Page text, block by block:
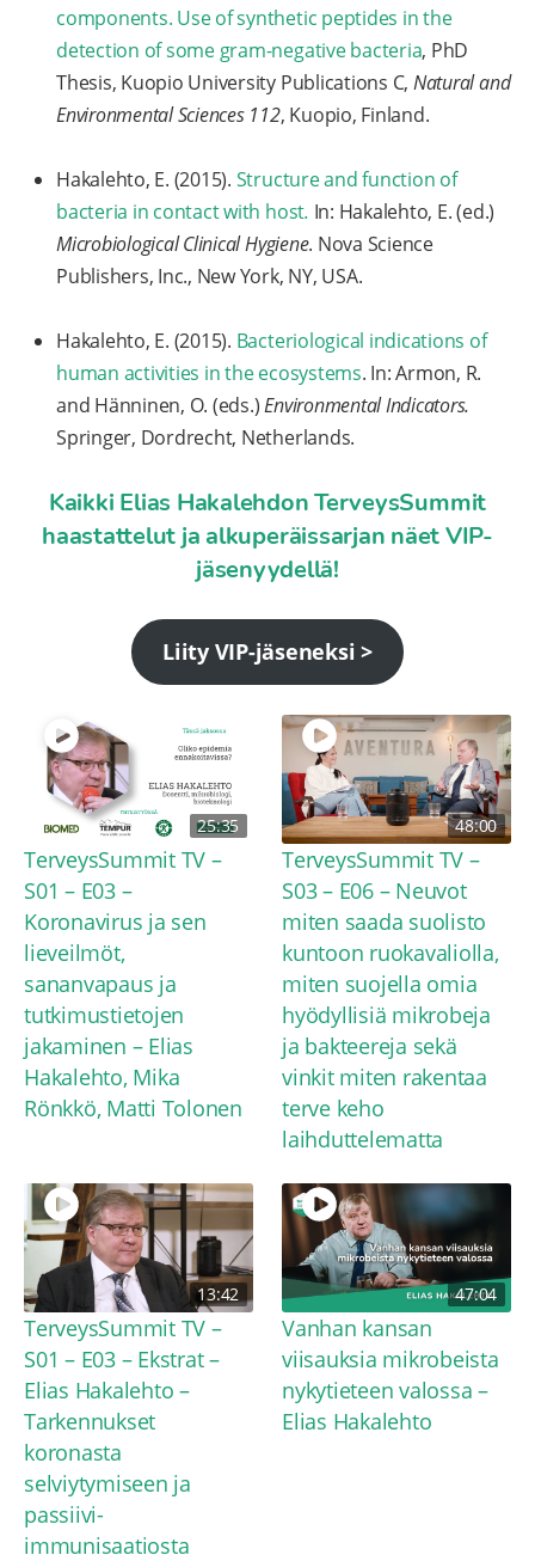
components. Use of synthetic peptides in the
detection of some gram-negative bacteria, PhD
Thesis, Kuopio University Publications C, Natural and
Environmental Sciences 112, Kuopio, Finland.
Hakalehto, E. (2015). Structure and function of
bacteria in contact with host. In: Hakalehto, E. (ed.)
Microbiological Clinical Hygiene. Nova Science
Publishers, Inc., New York, NY, USA.
Hakalehto, E. (2015). Bacteriological indications of
human activities in the ecosystems. In: Armon, R.
and Hänninen, O. (eds.)Environmental Indicators.
Springer, Dordrecht, Netherlands.
Kaikki Elias Hakalehdon TerveysSummit
haastattelut ja alkuperäissarjan näet VIP-
jäsenyydellä!
Liity VIP-jäseneksi >
25:35
TerveysSummit TV –
S01 – E03 –
Koronavirus ja sen
lieveilmöt,
sananvapaus ja
tutkimustietojen
jakaminen – Elias
Hakalehto, Mika
Rönkkö, Matti Tolonen
48:00
TerveysSummit TV –
S03 – E06 – Neuvot
miten saada suolisto
kuntoon ruokavaliolla,
miten suojella omia
hyödyllisiä mikrobeja
ja bakteereja sekä
vinkit miten rakentaa
terve keho
laihduttelematta
13:42
TerveysSummit TV –
S01 – E03 – Ekstrat –
Elias Hakalehto – ​
Tarkennukset
koronasta
selviytymiseen ja
passiivi-
immunisaatiosta
47:04
Vanhan kansan
viisauksia mikrobeista
nykytieteen valossa –
Elias Hakalehto